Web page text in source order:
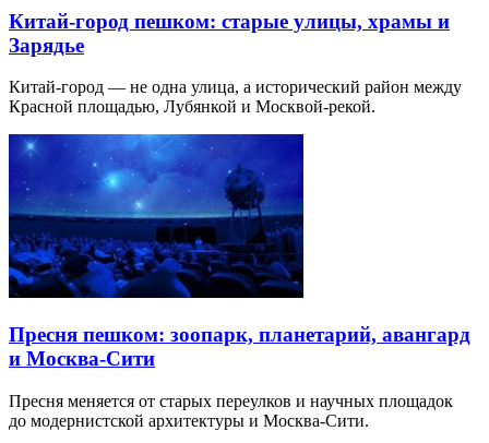
Китай-город пешком: старые улицы, храмы и
Зарядье
Китай-город — не одна улица, а исторический район между
Красной площадью, Лубянкой и Москвой-рекой.
Пресня пешком: зоопарк, планетарий, авангард
и Москва-Сити
Пресня меняется от старых переулков и научных площадок
до модернистской архитектуры и Москва-Сити.